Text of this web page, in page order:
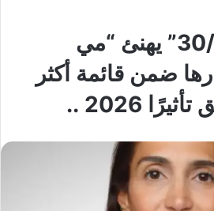
موقع “مصر 30/6” يهنئ “مي
ضمن قائمة أكثر
2026 ..